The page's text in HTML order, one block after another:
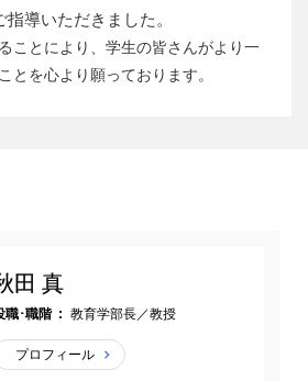
導いただきました。
ことにより、学生の皆さんがより一
とを心より願っております。
田 真
職･職階 教育学部長／教授
プロフィール